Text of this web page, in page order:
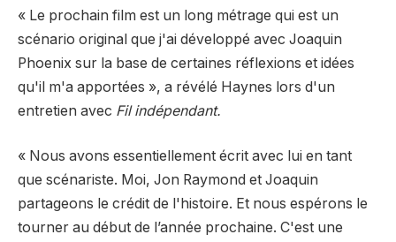
« Le prochain film est un long métrage qui est un
scénario original que j'ai développé avec Joaquin
Phoenix sur la base de certaines réflexions et idées
qu'il m'a apportées », a révélé Haynes lors d'un
entretien avec Fil indépendant.
« Nous avons essentiellement écrit avec lui en tant
que scénariste. Moi, Jon Raymond et Joaquin
partageons le crédit de l'histoire. Et nous espérons le
tourner au début de l’année prochaine. C'est une